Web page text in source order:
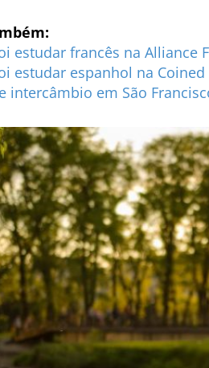
estudar francês na Alliance
estudar espanhol na
intercâmbio em São